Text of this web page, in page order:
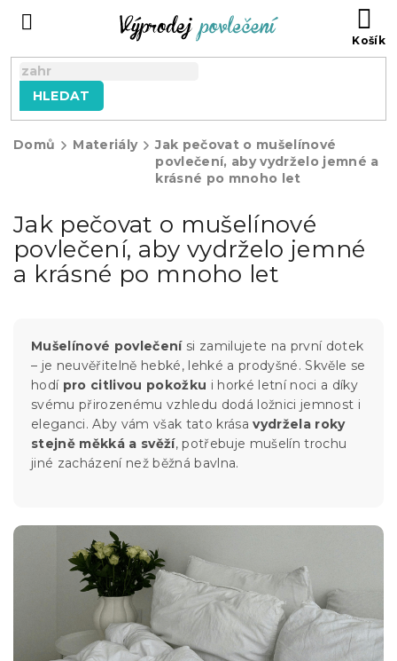
HLEDAT
Domů Materiály
Jak pečovat o mušelínové
povlečení, aby vydrželo jemné a
krásné po mnoho let
Jak pečovat o mušelínové
povlečení, aby vydrželo jemné
a krásné po mnoho let
Mušelínové povlečenísi zamilujete na první dotek
– je neuvěřitelně hebké, lehké a prodyšné. Skvěle se
hodípro citlivou pokožku i horké letní noci a díky
svému přirozenému vzhledu dodá ložnici jemnost i
eleganci. Aby vám však tato krásavydržela roky
stejně měkká a svěží, potřebuje mušelín trochu
jiné zacházení než běžná bavlna.